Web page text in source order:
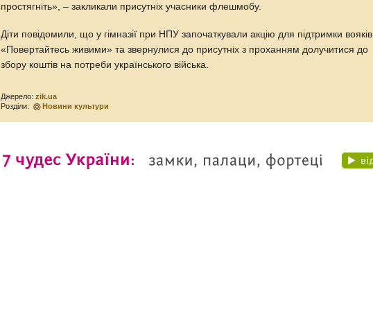
простягніть», – закликали присутніх учасники флешмобу.
Діти повідомили, що у гімназії при НПУ започаткували акцію для підтримки вояків
«Повертайтесь живими» та звернулися до присутніх з проханням долучитися до
збору коштів на потреби українського війська.
Джерело:zik.ua
Розділи:
Новини культури